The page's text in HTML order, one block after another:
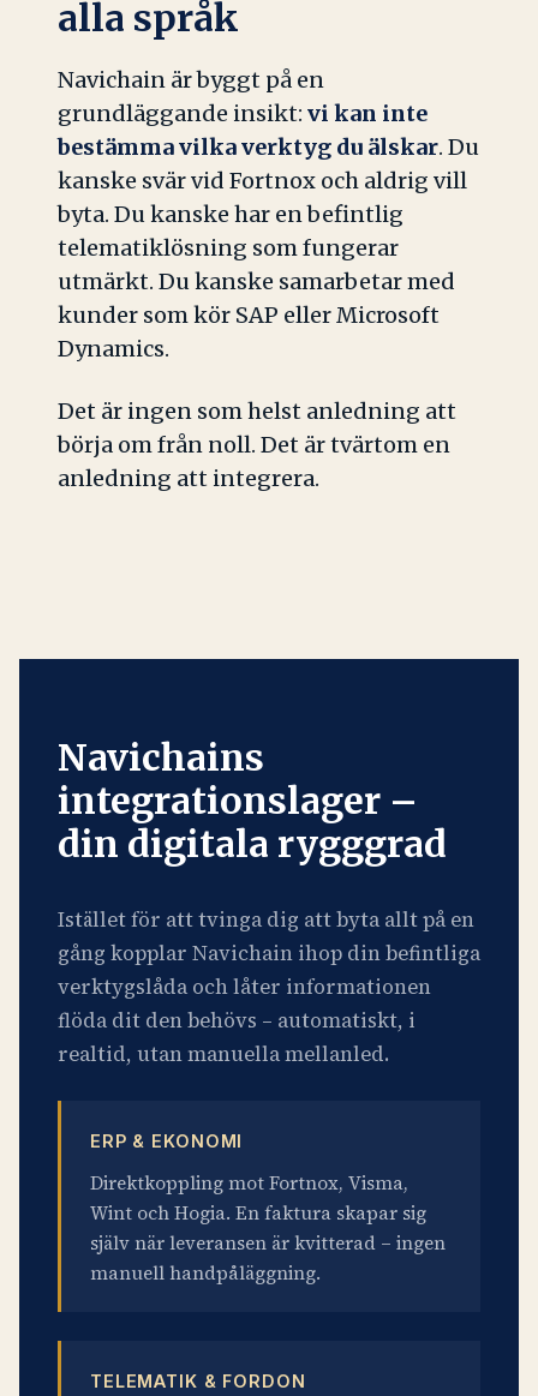
alla språk
Navichain är byggt på en
grundläggande insikt: vi kan inte
bestämma vilka verktyg du älskar. Du
kanske svär vid Fortnox och aldrig vill
byta. Du kanske har en befintlig
telematiklösning som fungerar
utmärkt. Du kanske samarbetar med
kunder som kör SAP eller Microsoft
Dynamics.
Det är ingen som helst anledning att
börja om från noll. Det är tvärtom en
anledning att integrera.
Navichains
integrationslager –
din digitala rygggrad
Istället för att tvinga dig att byta allt på en
gång kopplar Navichain ihop din befintliga
verktygslåda och låter informationen
flöda dit den behövs – automatiskt, i
realtid, utan manuella mellanled.
ERP & EKONOMI
Direktkoppling mot Fortnox, Visma,
Wint och Hogia. En faktura skapar sig
själv när leveransen är kvitterad – ingen
manuell handpåläggning.
TELEMATIK & FORDON